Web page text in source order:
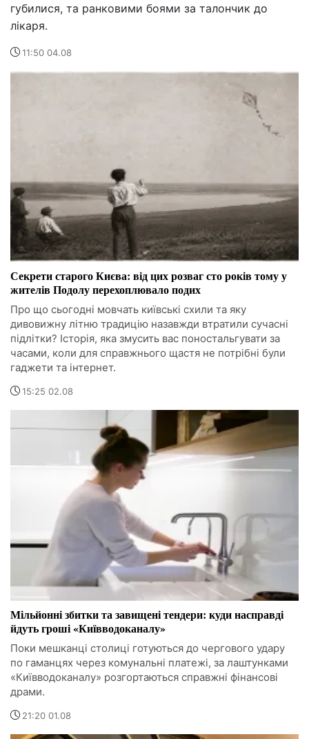
губилися, та ранковими боями за талончик до
лікаря.
11:50 04.08
Секрети старого Києва: від цих розваг сто років тому у
жителів Подолу перехоплювало подих
Про що сьогодні мовчать київські схили та яку
дивовижну літню традицію назавжди втратили сучасні
підлітки? Історія, яка змусить вас поностальгувати за
часами, коли для справжнього щастя не потрібні були
гаджети та інтернет.
15:25 02.08
Мільйонні збитки та завищені тендери: куди насправді
йдуть гроші «Київводоканалу»
Поки мешканці столиці готуються до чергового удару
по гаманцях через комунальні платежі, за лаштунками
«Київводоканалу» розгортаються справжні фінансові
драми.
21:20 01.08